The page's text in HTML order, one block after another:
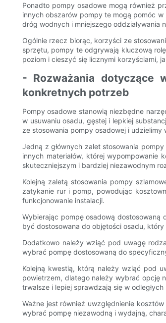
Ponadto pompy osadowe mogą również
innych obszarów pompy te mogą pomóc
dróg wodnych i mniejszego oddziaływania
Ogólnie rzecz biorąc, korzyści ze
sprzętu, pompy te odgrywają kluczową
poziom i cieszyć się licznymi korzyściami,
- Rozważania dotyczące
konkretnych potrzeb
Pompy osadowe stanowią niezbędne
w usuwaniu osadu, gęstej i lepkiej
ze stosowania pompy osadowej i
Jedną z głównych zalet stosowania
innych materiałów, której wypompowanie
skuteczniejszym i bardziej niezawodnym
Kolejną zaletą stosowania pompy
zatykanie rur i pomp, powodując
funkcjonowanie instalacji.
Wybierając pompę osadową
być dostosowana do objętości osadu,
Dodatkowo należy wziąć pod uwagę
wybrać pompę dostosowaną do
Kolejną kwestią, którą należy wziąć pod
powietrzem, dlatego należy wybrać opcję
trwalsze i lepiej sprawdzają się w
Ważne jest również uwzględnienie
wybrać pompę niezawodną i wydajną,